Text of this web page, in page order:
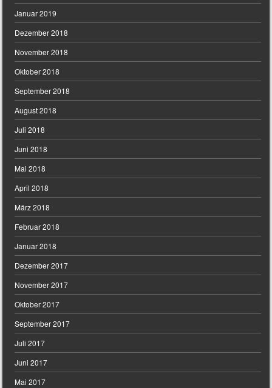
Januar 2019
Dezember 2018
November 2018
Oktober 2018
September 2018
August 2018
Juli 2018
Juni 2018
Mai 2018
April 2018
März 2018
Februar 2018
Januar 2018
Dezember 2017
November 2017
Oktober 2017
September 2017
Juli 2017
Juni 2017
Mai 2017